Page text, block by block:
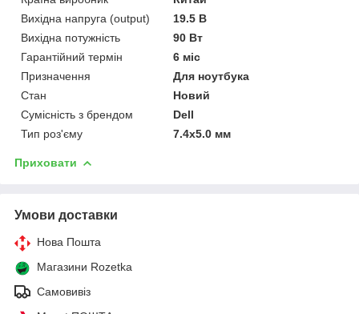
Вихідна напруга (output)
19.5 В
Вихідна потужність
90 Вт
Гарантійний термін
6 міс
Призначення
Для ноутбука
Стан
Новий
Сумісність з брендом
Dell
Тип роз'єму
7.4x5.0 мм
Приховати
Умови доставки
Нова Пошта
Магазини Rozetka
Самовивіз